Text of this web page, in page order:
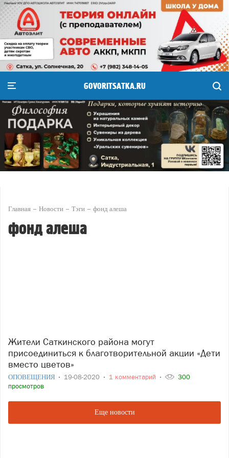
GOVORITSATKA.RU
Главная Новости Тэги фонд алеша
фонд алеша
Жители Саткинского района могут
присоединиться к благотворительной акции «Дети
вместо цветов»
ОПОВЕЩЕНИЯ 19-08-2020 1 комментарий
300
просмотров
Еще новости